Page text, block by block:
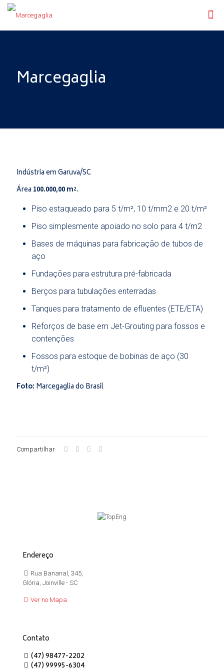
Marcegaglia
Indústria em Garuva/SC
Área 100.000,00 m².
Piso estaqueado para 5 t/m², 10 t/mm2 e 20 t/m²
Piso simplesmente apoiado no solo para 4 t/m2
Bases de máquinas para fabricação de tubos de
aço
Fundações para estrutura pré-fabricada
Berços para tubulações enterradas
Tanques para tratamento de efluentes (ETE/ETA)
Reforços de base em Jet-Grouting para fossos e
contenções
Fossos para estoque de bobinas de aço (30
t/m²)
Foto: Marcegaglia do Brasil
Compartilhar
Endereço
Rua Bananal, 345,
Glória, Joinville - SC
Ver no Mapa
Contato
(47) 98477-2202
(47) 99995-6304